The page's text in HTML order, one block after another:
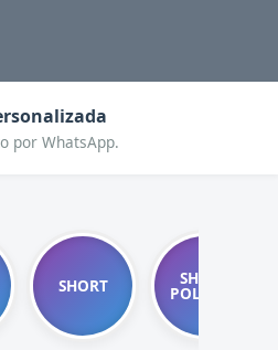
por WhatsApp.
SHORT SHORT
POLLERA